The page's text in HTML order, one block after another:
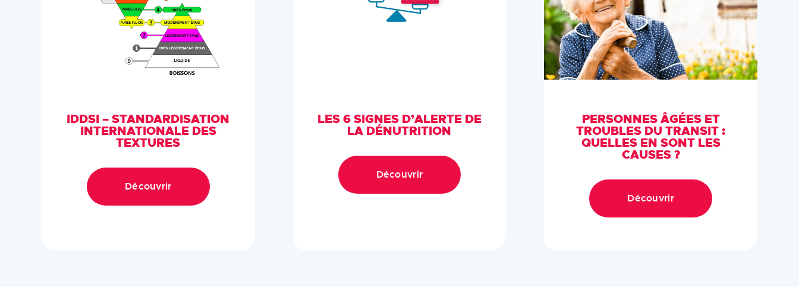
IDDSI – STANDARDISATION
INTERNATIONALE DES
TEXTURES
Découvrir
LES 6 SIGNES D’ALERTE DE
LA DÉNUTRITION
Découvrir
PERSONNES ÂGÉES ET
TROUBLES DU TRANSIT :
QUELLES EN SONT LES
CAUSES ?
Découvrir